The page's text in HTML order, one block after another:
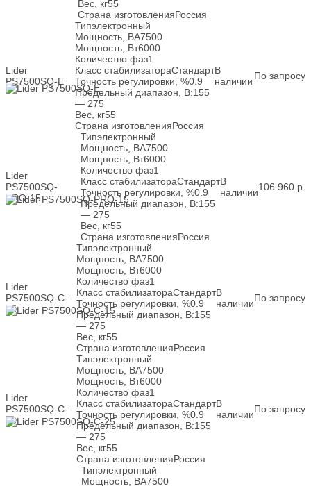
Вес, кг55
Страна изготовленияРоссия
Lider
PS7500SQ-E
Типэлектронный
Мощность, ВА7500
Мощность, Вт6000
Количество фаз1
Класс стабилизатораСтандарт
Точность регулировки, %0.9
Предельный диапазон, В:155
— 275
Вес, кг55
Страна изготовленияРоссия
В
наличии По запросу
Lider
PS7500SQ-
PRO-15
Типэлектронный
Мощность, ВА7500
Мощность, Вт6000
Количество фаз1
Класс стабилизатораСтандарт
Точность регулировки, %0.9
Предельный диапазон, В:155
— 275
Вес, кг55
Страна изготовленияРоссия
В
наличии106 960 р.
Lider
PS7500SQ-C-
15
Типэлектронный
Мощность, ВА7500
Мощность, Вт6000
Количество фаз1
Класс стабилизатораСтандарт
Точность регулировки, %0.9
Предельный диапазон, В:155
— 275
Вес, кг55
Страна изготовленияРоссия
В
наличииПо запросу
Lider
PS7500SQ-C-
25
Типэлектронный
Мощность, ВА7500
Мощность, Вт6000
Количество фаз1
Класс стабилизатораСтандарт
Точность регулировки, %0.9
Предельный диапазон, В:155
— 275
Вес, кг55
Страна изготовленияРоссия
В
наличииПо запросу
Типэлектронный
Мощность, ВА7500